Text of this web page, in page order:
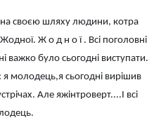
на своєю шляху людини, котра
Ж о д н о ї . Всі поголовні
важко було сьогодні виступати.
я молодець,я сьогодні вирішив
Але яжінтроверт....І всі